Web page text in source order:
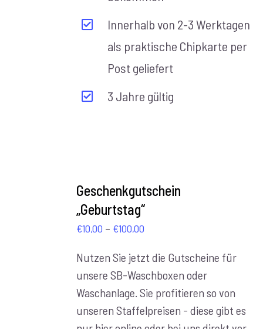
Innerhalb von 2-3 Werktagen
als praktische Chipkarte per
Post geliefert
3 Jahre gültig
Geschenkgutschein
„Geburtstag“
€10,00 – €100,00
bis
€100,00
Nutzen Sie jetzt die Gutscheine für
unsere SB-Waschboxen oder
Waschanlage. Sie profitieren so von
unseren Staffelpreisen - diese gibt es